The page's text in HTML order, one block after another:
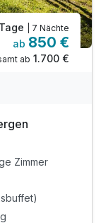
| 7 Nächte
ab 850 €
ab 1.700 €
Zimmer